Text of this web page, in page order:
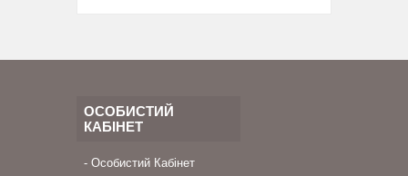
ОСОБИСТИЙ
КАБІНЕТ
Особистий Кабінет